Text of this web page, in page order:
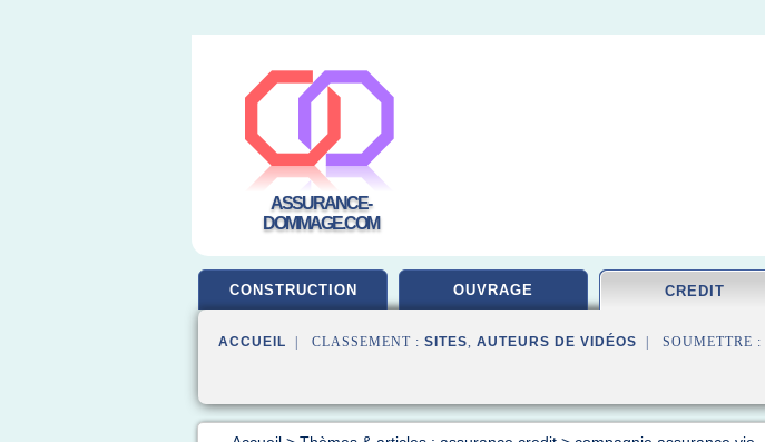
ASSURANCE-
DOMMAGE.COM
CONSTRUCTION OUVRAGE CREDIT
ACCUEIL | CLASSEMENT : SITES, AUTEURS DE VIDÉOS | SOUMETTRE :